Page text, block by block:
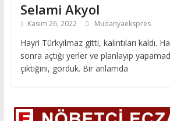
Selami Akyol
Kasım 26, 2022 Mudanyaekspres
Hayri Türkyılmaz gitti, kalıntıları kaldı.
sonra açtığı yerler ve planlayıp
çıktığını, gördük. Bir anlamda